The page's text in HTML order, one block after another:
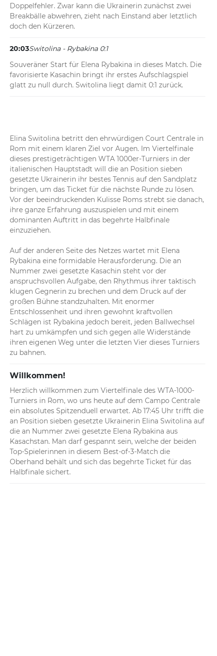
Doppelfehler. Zwar kann die Ukrainerin zunächst zwei
Breakbälle abwehren, zieht nach Einstand aber letztlich
doch den Kürzeren.
20:03Switolina - Rybakina 0:1
Souveräner Start für Elena Rybakina in dieses Match. Die
favorisierte Kasachin bringt ihr erstes Aufschlagspiel
glatt zu null durch. Switolina liegt damit 0:1 zurück.
Elina Switolina betritt den ehrwürdigen Court Centrale in
Rom mit einem klaren Ziel vor Augen. Im Viertelfinale
dieses prestigeträchtigen WTA 1000er-Turniers in der
italienischen Hauptstadt will die an Position sieben
gesetzte Ukrainerin ihr bestes Tennis auf den Sandplatz
bringen, um das Ticket für die nächste Runde zu lösen.
Vor der beeindruckenden Kulisse Roms strebt sie danach,
ihre ganze Erfahrung auszuspielen und mit einem
dominanten Auftritt in das begehrte Halbfinale
einzuziehen.
Auf der anderen Seite des Netzes wartet mit Elena
Rybakina eine formidable Herausforderung. Die an
Nummer zwei gesetzte Kasachin steht vor der
anspruchsvollen Aufgabe, den Rhythmus ihrer taktisch
klugen Gegnerin zu brechen und dem Druck auf der
großen Bühne standzuhalten. Mit enormer
Entschlossenheit und ihren gewohnt kraftvollen
Schlägen ist Rybakina jedoch bereit, jeden Ballwechsel
hart zu umkämpfen und sich gegen alle Widerstände
ihren eigenen Weg unter die letzten Vier dieses Turniers
zu bahnen.
Willkommen!
Herzlich willkommen zum Viertelfinale des WTA-1000-
Turniers in Rom, wo uns heute auf dem Campo Centrale
ein absolutes Spitzenduell erwartet. Ab 17:45 Uhr trifft die
an Position sieben gesetzte Ukrainerin Elina Switolina auf
die an Nummer zwei gesetzte Elena Rybakina aus
Kasachstan. Man darf gespannt sein, welche der beiden
Top-Spielerinnen in diesem Best-of-3-Match die
Oberhand behält und sich das begehrte Ticket für das
Halbfinale sichert.